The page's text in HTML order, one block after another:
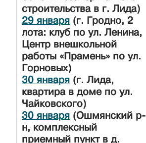
строительства в г. Лида)
29 января (г. Гродно, 2
лота: клуб по ул. Ленина,
Центр внешкольной
работы «Прамень» по ул.
Горновых)
30 января (г. Лида,
квартира в доме по ул.
Чайковского)
30 января (Ошмянский р-
н, комплексный
приемный пункт в д.